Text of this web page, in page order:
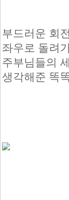
부드러운 회
좌우로 돌려
주부님들의
생각해준 똑